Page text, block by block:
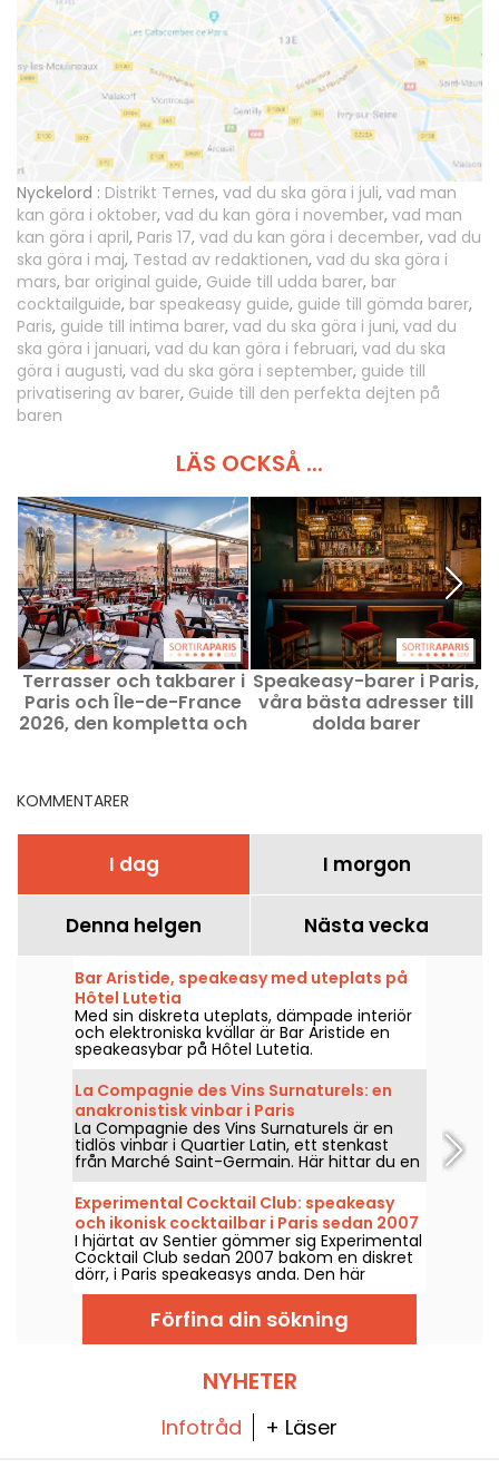
Nyckelord : Distrikt Ternes, vad du ska göra i juli, vad man
kan göra i oktober, vad du kan göra i november, vad man
kan göra i april, Paris 17, vad du kan göra i december, vad du
ska göra i maj, Testad av redaktionen, vad du ska göra i
mars, bar original guide, Guide till udda barer, bar
cocktailguide, bar speakeasy guide, guide till gömda barer,
Paris, guide till intima barer, vad du ska göra i juni, vad du
ska göra i januari, vad du kan göra i februari, vad du ska
göra i augusti, vad du ska göra i september, guide till
privatisering av barer, Guide till den perfekta dejten på
baren
LÄS OCKSÅ ...
Terrasser och takbarer i
Paris och Île-de-France
2026, den kompletta och
Speakeasy-barer i Paris,
våra bästa adresser till
dolda barer
KOMMENTARER
I dag I morgon
Denna helgen Nästa vecka
Bar Aristide, speakeasy med uteplats på
Hôtel Lutetia
Med sin diskreta uteplats, dämpade interiör
och elektroniska kvällar är Bar Aristide en
speakeasybar på Hôtel Lutetia.
La Compagnie des Vins Surnaturels: en
anakronistisk vinbar i Paris
La Compagnie des Vins Surnaturels är en
tidlös vinbar i Quartier Latin, ett stenkast
från Marché Saint-Germain. Här hittar du en
passionerad adress som tillgodoser alla
budgetar, samtidigt som den samlar
parisare i alla åldrar för att dela kärleken till
oenologi.
Experimental Cocktail Club: speakeasy
och ikonisk cocktailbar i Paris sedan 2007
– recensioner och foton
I hjärtat av Sentier gömmer sig Experimental
Cocktail Club sedan 2007 bakom en diskret
dörr, i Paris speakeasys anda. Den här
adressen i andra arrondissementet erbjuder
en cocktailmeny som blandar omtolkade
klassiker och signaturkreationer, tillagade
med precision och balans. Ett pionjärt ställe
Förfina din sökning
NYHETER
Infotråd + Läser